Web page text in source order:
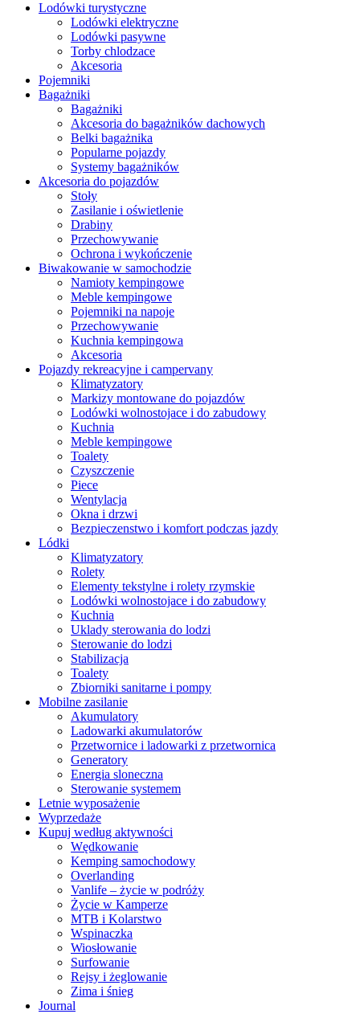
Lodówki turystyczne
Lodówki elektryczne
Lodówki pasywne
Torby chlodzace
Akcesoria
Pojemniki
Bagażniki
Bagażniki
Akcesoria do bagażników dachowych
Belki bagażnika
Popularne pojazdy
Systemy bagażników
Akcesoria do pojazdów
Stoły
Zasilanie i oświetlenie
Drabiny
Przechowywanie
Ochrona i wykończenie
Biwakowanie w samochodzie
Namioty kempingowe
Meble kempingowe
Pojemniki na napoje
Przechowywanie
Kuchnia kempingowa
Akcesoria
Pojazdy rekreacyjne i campervany
Klimatyzatory
Markizy montowane do pojazdów
Lodówki wolnostojace i do zabudowy
Kuchnia
Meble kempingowe
Toalety
Czyszczenie
Piece
Wentylacja
Okna i drzwi
Bezpieczenstwo i komfort podczas jazdy
Lódki
Klimatyzatory
Rolety
Elementy tekstylne i rolety rzymskie
Lodówki wolnostojace i do zabudowy
Kuchnia
Uklady sterowania do lodzi
Sterowanie do lodzi
Stabilizacja
Toalety
Zbiorniki sanitarne i pompy
Mobilne zasilanie
Akumulatory
Ladowarki akumulatorów
Przetwornice i ladowarki z przetwornica
Generatory
Energia sloneczna
Sterowanie systemem
Letnie wyposażenie
Wyprzedaże
Kupuj według aktywności
Wędkowanie
Kemping samochodowy
Overlanding
Vanlife – życie w podróży
Życie w Kamperze
MTB i Kolarstwo
Wspinaczka
Wiosłowanie
Surfowanie
Rejsy i żeglowanie
Zima i śnieg
Journal